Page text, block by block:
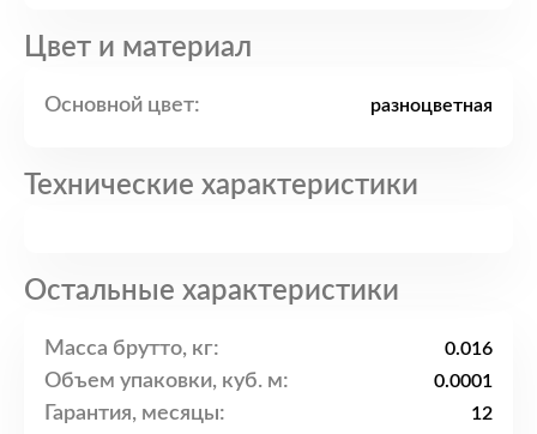
Цвет и материал
Основной цвет: разноцветная
Технические характеристики
Остальные характеристики
Масса брутто, кг: 0.016
Объем упаковки, куб. м: 0.0001
Гарантия, месяцы: 12